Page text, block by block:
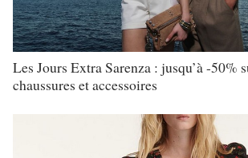
Les Jours Extra Sarenza : jusqu’à -50%
chaussures et accessoires